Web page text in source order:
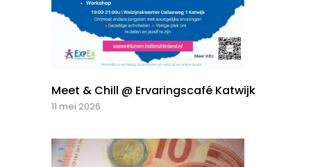
Meet & Chill @ Ervaringscafé Katwijk
11 mei 2026